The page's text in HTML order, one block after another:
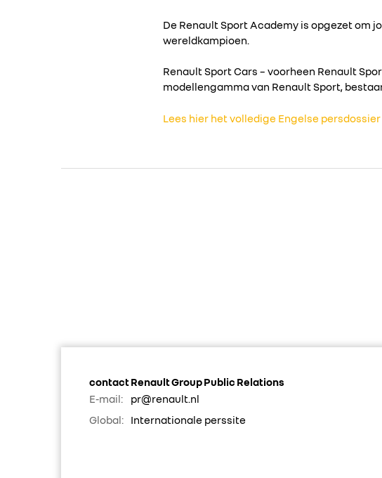
De Renault Sport Academy is opgezet om
wereldkampioen.
Renault Sport Cars – voorheen Renault
modellengamma van Renault Sport,
Lees hier het volledige Engelse persdossier
contact Renault Group Public Relations
E-mail:
pr@renault.nl
Global:
Internationale perssite